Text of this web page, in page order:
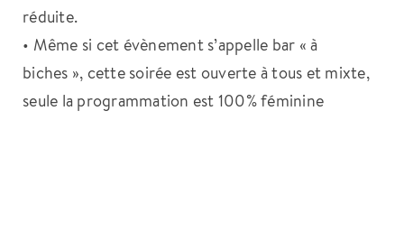
réduite.
• Même si cet évènement s’appelle bar « à
biches », cette soirée est ouverte à tous et mixte,
seule la programmation est 100% féminine